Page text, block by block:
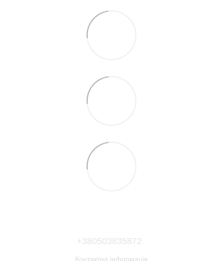
+380503835872
Контактна інформація